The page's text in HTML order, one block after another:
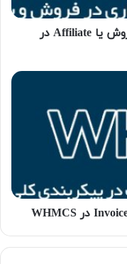
آموزش تنظیم تب همکاری در فروش یا Affiliate در